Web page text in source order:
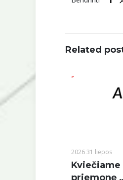
Related
2026 31 liepos
Kviečiame
priemonę